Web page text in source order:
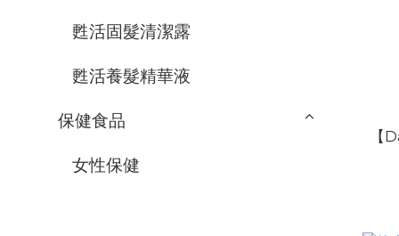
甦活固髮清潔露
甦活養髮精華液
保健食品
女性保健
【